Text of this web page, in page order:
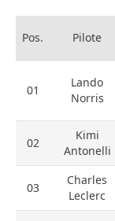
Pos. Pilote
01
Lando
Norris
02
Kimi
Antonelli
03
Charles
Leclerc